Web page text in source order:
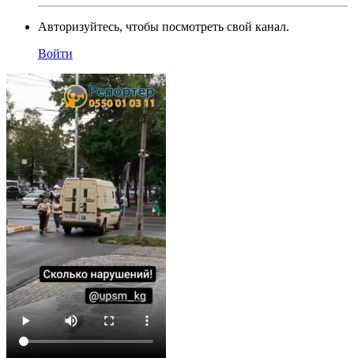
Авторизуйтесь, чтобы посмотреть свой канал.
Войти